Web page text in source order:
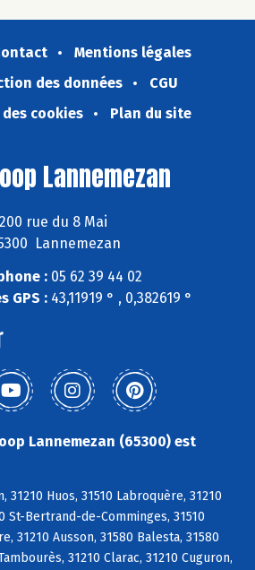
Mentions légales
des données
CGU
cookies
Plan du site
Lannemezan
200 rue du 8 Mai
Lannemezan
:05 62 39 44 02
GPS : 43,11919 ° , 0,382619 °
Lannemezan (65300) est
31210 Huos, 31510 Labroquère, 31210
St-Bertrand-de-Comminges, 31510
31210 Ausson, 31580 Balesta, 31580
31210 Clarac, 31210 Cuguron,